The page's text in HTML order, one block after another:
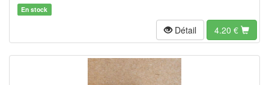
En stock
Détail 4.20 €